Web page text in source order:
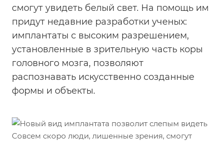
смогут увидеть белый свет. На помощь им
придут недавние разработки ученых:
имплантаты с высоким разрешением,
установленные в зрительную часть коры
головного мозга, позволяют
распознавать искусственно созданные
формы и объекты.
Совсем скоро люди, лишенные зрения, смогут